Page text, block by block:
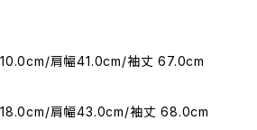
肩幅41.0cm/袖丈 67.0cm
肩幅43.0cm/袖丈 68.0cm